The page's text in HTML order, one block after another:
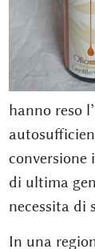
hanno reso
conversione
di ultima
necessita di
In una